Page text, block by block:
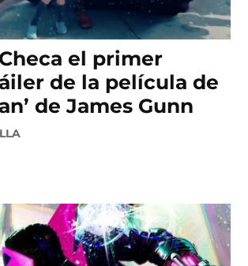
el primer
de la película de
de James Gunn